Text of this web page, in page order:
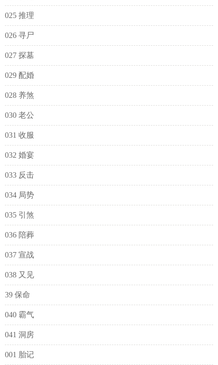
025 推理
026 寻尸
027 探墓
029 配婚
028 养煞
030 老公
031 收服
032 婚宴
033 反击
034 局势
035 引煞
036 陪葬
037 宣战
038 又见
39 保命
040 霸气
041 洞房
001 胎记